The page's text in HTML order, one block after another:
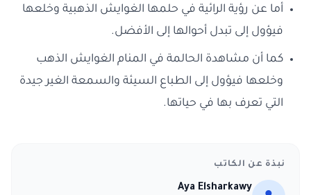
أما عن رؤية الرائية في حلمها الغوايش الذهبية وخلعها
فيؤول إلى تبدل أحوالها إلى الأفضل.
كما أن مشاهدة الحالمة في المنام الغوايش الذهب
وخلعها فيؤول إلى الطباع السيئة والسمعة الغير جيدة
التي تعرف بها في حياتها.
نبذة عن الكاتب
Aya Elsharkawy